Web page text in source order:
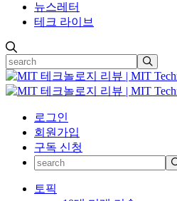
뉴스레터
테크 라이브
로그인
회원가입
구독 신청
토픽